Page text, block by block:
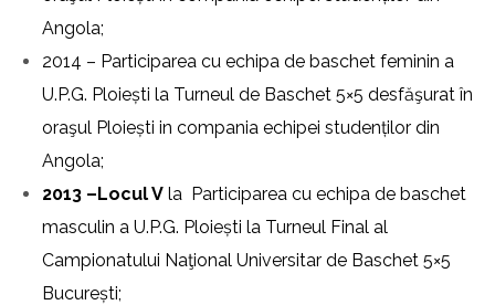
Angola;
2014 – Participarea cu echipa de baschet feminin a
U.P.G. Ploiești la Turneul de Baschet 5×5 desfăşurat în
oraşul Ploiești in compania echipei studenților din
Angola;
2013 –Locul V la Participarea cu echipa de baschet
masculin a U.P.G. Ploiești la Turneul Final al
Campionatului Naţional Universitar de Baschet 5×5
București;